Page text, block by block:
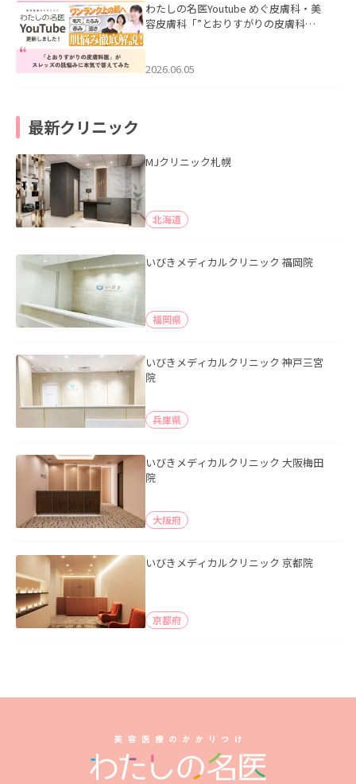
わたしの名医Youtube めぐ皮膚科・美
容皮膚科「”とおりすがりの皮膚科
2026.06.05
最新クリニック
MJクリニック札幌
北海道
いびきメディカルクリニック 福岡院
福岡県
いびきメディカルクリニック 神戸三宮
院
兵庫県
いびきメディカルクリニック 大阪梅田
院
大阪府
いびきメディカルクリニック 京都院
京都府